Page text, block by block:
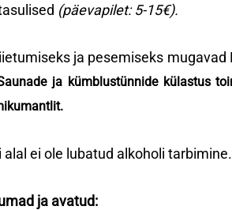
(päevapilet: 5-15€).
ja pesemiseks
ja kümblustünnide külastus
ei ole lubatud alkoholi tarbimine.
ja avatud: